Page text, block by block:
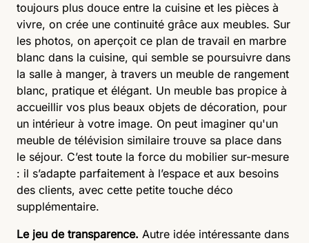
toujours plus douce entre la cuisine et les pièces à
vivre, on crée une continuité grâce aux meubles. Sur
les photos, on aperçoit ce plan de travail en marbre
blanc dans la cuisine, qui semble se poursuivre dans
la salle à manger, à travers un meuble de rangement
blanc, pratique et élégant. Un meuble bas propice à
accueillir vos plus beaux objets de décoration, pour
un intérieur à votre image. On peut imaginer qu'un
meuble de télévision similaire trouve sa place dans
le séjour. C’est toute la force du mobilier sur-mesure
: il s’adapte parfaitement à l’espace et aux besoins
des clients, avec cette petite touche déco
supplémentaire.
Le jeu de transparence. Autre idée intéressante dans